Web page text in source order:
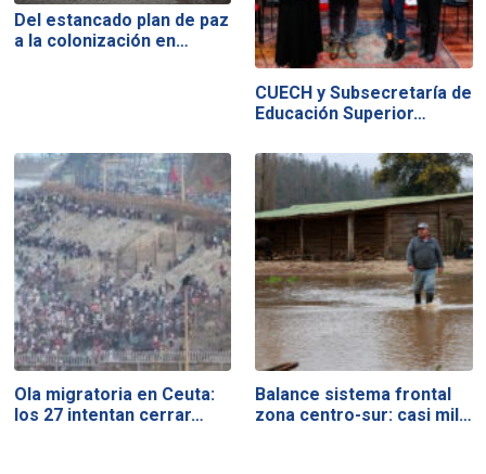
Del estancado plan de paz
a la colonización en…
CUECH y Subsecretaría de
Educación Superior…
Ola migratoria en Ceuta:
los 27 intentan cerrar…
Balance sistema frontal
zona centro-sur: casi mil…